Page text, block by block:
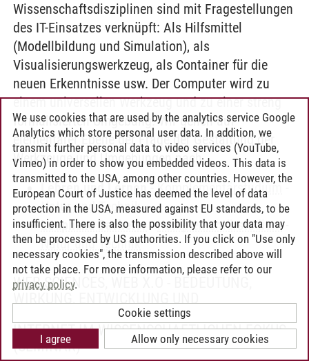
Wissenschaftsdisziplinen sind mit Fragestellungen
des IT-Einsatzes verknüpft: Als Hilfsmittel
(Modellbildung und Simulation), als
Visualisierungswerkzeug, als Container für die
neuen Erkenntnisse usw. Der Computer wird zu
einem universellen Werkzeug und zu einer streng
formalisierten Umgebung. Wir gehen auf
elementarer Ebene der Frage der Gestaltung der
Werkzeuge und Umgebungen nach.
Lehren und Lernen-Komplementärstudium-
Natur und Technik
Leuphana Bachelor -Komplementärstudium-
Natur und Technik
WEB SCIENCES, WEB X.O - BEDEUTUNG,
WIRKUNG, ENTWICKLUNG UND
GESELLSCHAFTLICHE DIMENSIONEN DES
INTERNET IM WISSENSCHAFTLICHEN FOKUS
(SEMINAR)
We use cookies that are used by the analytics service Google
Analytics which store personal user data. In addition, we
transmit further personal data to video services (YouTube,
Vimeo) in order to show you embedded videos. This data is
transmitted to the USA, among other countries. However, the
European Court of Justice has deemed the level of data
protection in the USA, measured against EU standards, to be
insufficient. There is also the possibility that your data may
then be processed by US authorities. If you click on "Use only
necessary cookies", the transmission described above will
not take place. For more information, please refer to our
privacy policy.
Cookie settings
Allow only necessary cookies
I agree